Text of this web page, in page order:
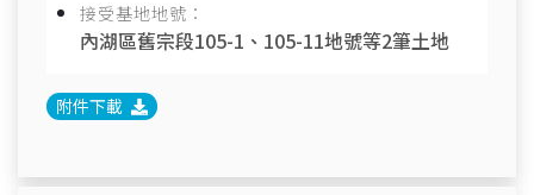
接受基地地號：
內湖區舊宗段105-1、105-11地號等2筆土地
附件下載